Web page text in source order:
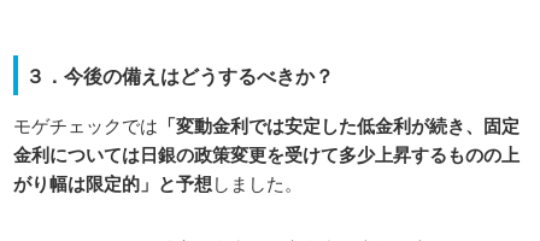
３．今後の備えはどうするべきか？
モゲチェックでは 「変動金利では安定した低金利が続き、固定
金利については日銀の政策変更を受けて多少上昇するものの上
がり幅は限定的」と予想しました。